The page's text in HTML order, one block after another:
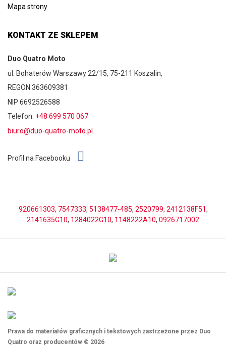
Mapa strony
KONTAKT ZE SKLEPEM
Duo Quatro Moto
ul. Bohaterów Warszawy 22/15, 75-211 Koszalin,
REGON 363609381
NIP 6692526588
Telefon: +48 699 570 067
biuro@duo-quatro-moto.pl
Profil na Facebooku
920661303, 7547333, 5138477-485, 2520799, 2412138F51,
2141635G10, 1284022G10, 1148222A10, 0926717002
Prawa do materiałów graficznych i tekstowych zastrzeżone przez Duo
Quatro oraz producentów © 2026